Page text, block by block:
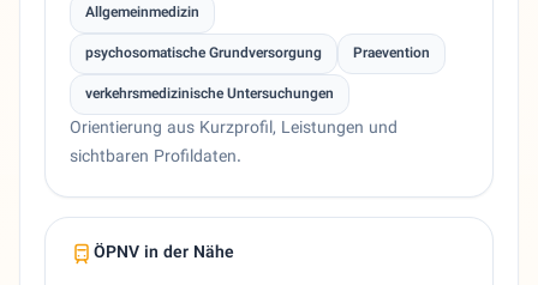
Allgemeinmedizin
psychosomatische Grundversorgung
Praevention
verkehrsmedizinische Untersuchungen
Orientierung aus Kurzprofil, Leistungen und
sichtbaren Profildaten.
ÖPNV in der Nähe